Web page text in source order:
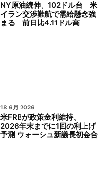
NY原油続伸、102ドル台 米
イラン交渉難航で需給懸念強
まる 前日比4.11ドル高
18 6月 2026
米FRBが政策金利維持、
2026年末までに1回の利上げ
予測 ウォーシュ新議長初会合